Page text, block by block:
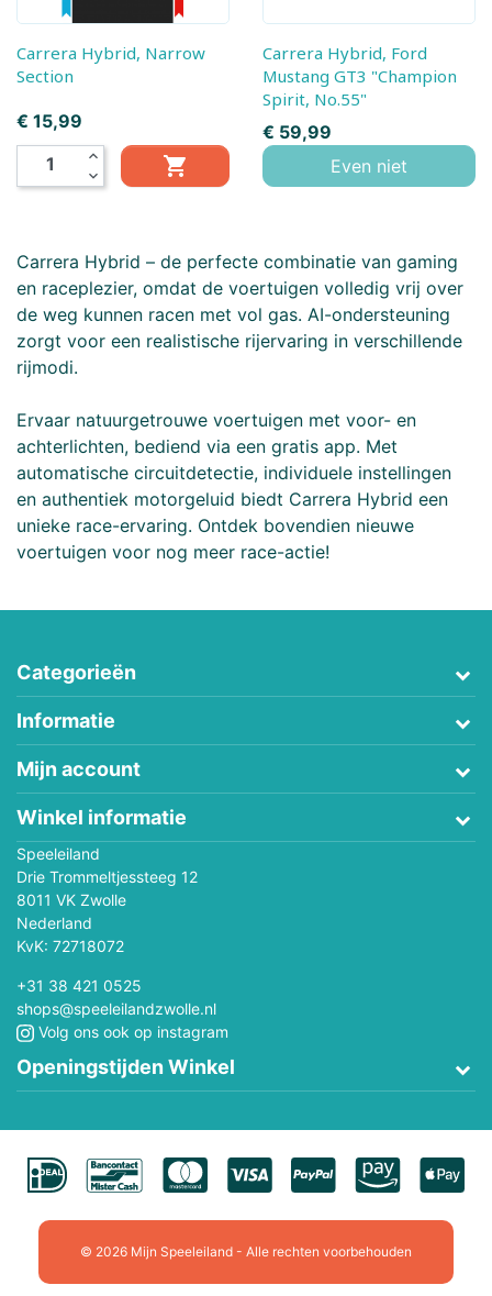
Carrera Hybrid, Narrow
Section
Prijs
€ 15,99
expand_less
expand_more

Carrera Hybrid, Ford
Mustang GT3 "Champion
Spirit, No.55"
Prijs
€ 59,99
Even niet
Carrera Hybrid – de perfecte combinatie van gaming
en raceplezier, omdat de voertuigen volledig vrij over
de weg kunnen racen met vol gas. AI-ondersteuning
zorgt voor een realistische rijervaring in verschillende
rijmodi.
Ervaar natuurgetrouwe voertuigen met voor- en
achterlichten, bediend via een gratis app. Met
automatische circuitdetectie, individuele instellingen
en authentiek motorgeluid biedt Carrera Hybrid een
unieke race-ervaring. Ontdek bovendien nieuwe
voertuigen voor nog meer race-actie!
Categorieën
Informatie
Mijn account
Winkel informatie
Speeleiland
Drie Trommeltjessteeg 12
8011 VK Zwolle
Nederland
KvK: 72718072
+31 38 421 0525
shops@speeleilandzwolle.nl
Volg ons ook op instagram
Openingstijden Winkel
© 2026 Mijn Speeleiland - Alle rechten voorbehouden